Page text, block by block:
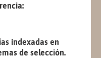
indexadas en
de selección.